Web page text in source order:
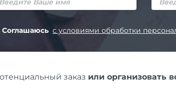
Соглашаюсь с условиями обработки
заказ или организовать